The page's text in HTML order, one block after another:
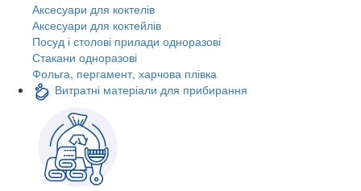
Аксесуари для коктелів
Аксесуари для коктейлів
Посуд і столові прилади одноразові
Стакани одноразові
Фольга, пергамент, харчова плівка
Витратні матеріали для прибирання